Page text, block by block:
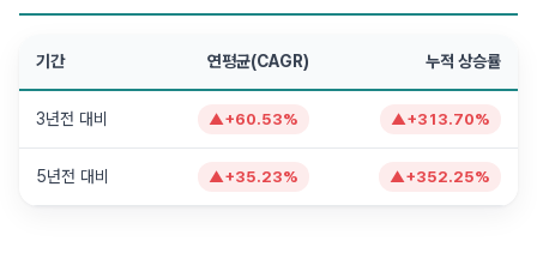
기간 연평균(CAGR) 누적 상승률
3년전 대비 ▲+60.53% ▲+313.70%
5년전 대비 ▲+35.23% ▲+352.25%